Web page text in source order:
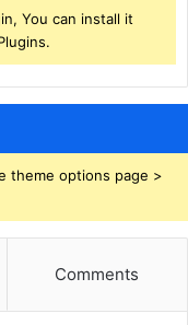
You can install it
theme options page >
Comments